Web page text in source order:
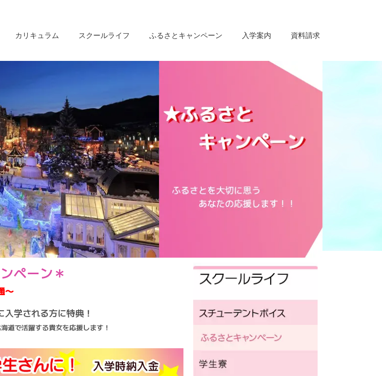
カリキュラム スクールライフ ふるさとキャンペーン 入学案内 資料請求
ペーン＊
〜
学される方に特典！
道で活躍する貴女を応援します！